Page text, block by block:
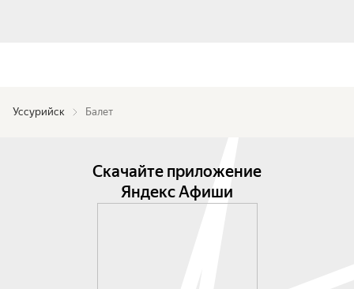
Уссурийск Балет
Скачайте приложение
Яндекс Афиши